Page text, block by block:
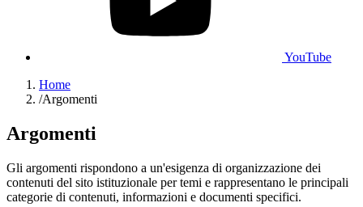
YouTube
Home
/Argomenti
Argomenti
Gli argomenti rispondono a un'esigenza di organizzazione dei
contenuti del sito istituzionale per temi e rappresentano le principali
categorie di contenuti, informazioni e documenti specifici.